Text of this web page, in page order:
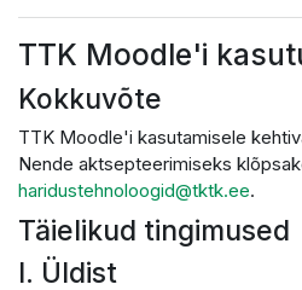
TTK Moodle'i
Kokkuvõte
TTK Moodle'i kasutamisele
Nende aktsepteerimiseks
haridustehnoloogid@tktk.ee.
Täielikud tingimused
I. Üldist